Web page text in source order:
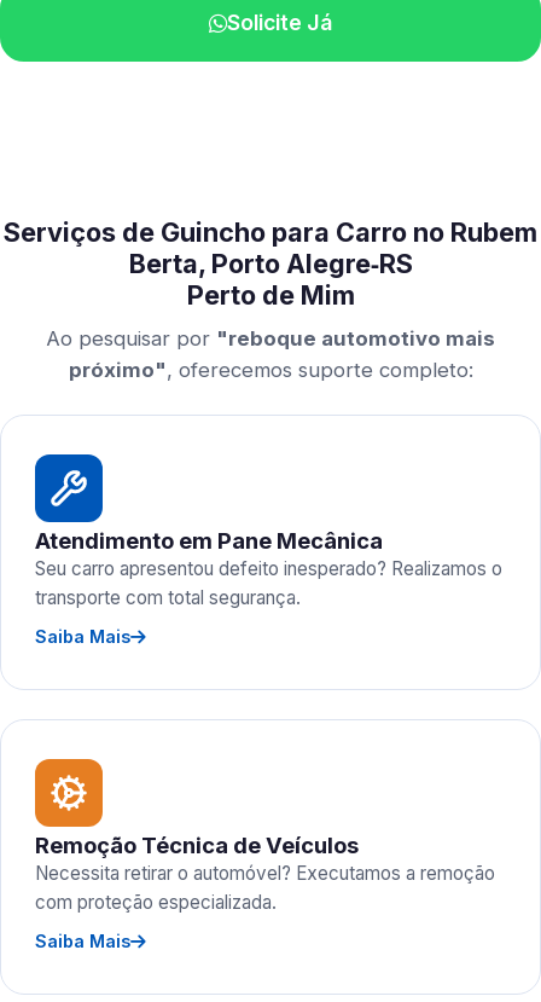
Solicite Já
Serviços de Guincho para Carro no Rubem
Berta, Porto Alegre‑RS
Perto de Mim
Ao pesquisar por "reboque automotivo mais
próximo", oferecemos suporte completo:
Atendimento em Pane Mecânica
Seu carro apresentou defeito inesperado? Realizamos o
transporte com total segurança.
Saiba Mais
Remoção Técnica de Veículos
Necessita retirar o automóvel? Executamos a remoção
com proteção especializada.
Saiba Mais